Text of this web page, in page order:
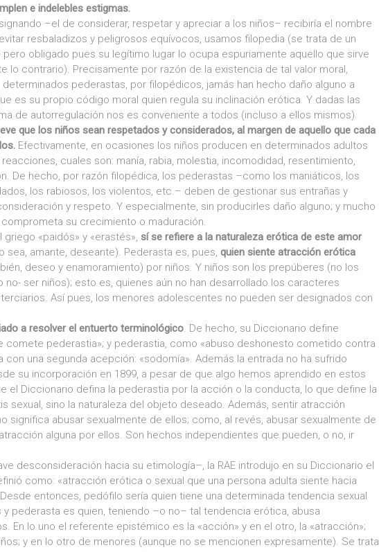
e indelebles estigmas.
–el de considerar, respetar y apreciar a los niños– recibiría el nombre
resbaladizos y peligrosos equívocos, usamos filopedia (se trata de un
obligado pues su legítimo lugar lo ocupa espuriamente aquello que sirve
lo contrario). Precisamente por razón de la existencia de tal valor moral,
pederastas, por filopédicos, jamás han hecho daño alguno a
es su propio código moral quien regula su inclinación erótica. Y dadas las
de autorregulación nos es conveniente a todos (incluso a ellos mismos).
que los niños sean respetados y considerados, al margen de aquello que cada
Efectivamente, en ocasiones los niños producen en determinados adultos
cuales son: manía, rabia, molestia, incomodidad, resentimiento,
De hecho, por razón filopédica, los pederastas –como los maniáticos, los
los rabiosos, los violentos, etc.– deben de gestionar sus entrañas y
y respeto. Y especialmente, sin producirles daño alguno; y mucho
su crecimiento o maduración.
griego «paidós» y «erastés», sí se refiere a la naturaleza erótica de este amor
sea, amante, deseante). Pederasta es, pues, quien siente atracción erótica
deseo y enamoramiento) por niños. Y niños son los prepúberes (no los
no- ser niños); esto es, quienes aún no han desarrollado los caracteres
Así pues, los menores adolescentes no pueden ser designados con
a resolver el entuerto terminológico. De hecho, su Diccionario define
comete pederastia»; y pederastia, como «abuso deshonesto cometido contra
con una segunda acepción: «sodomía». Además la entrada no ha sufrido
su incorporación en 1899, a pesar de que algo hemos aprendido en estos
el Diccionario defina la pederastia por la acción o la conducta, lo que define la
sexual, sino la naturaleza del objeto deseado. Además, sentir atracción
significa abusar sexualmente de ellos; como, al revés, abusar sexualmente de
alguna por ellos. Son hechos independientes que pueden, o no, ir
desconsideración hacia su etimología–, la RAE introdujo en su Diccionario el
como: «atracción erótica o sexual que una persona adulta siente hacia
entonces, pedófilo sería quien tiene una determinada tendencia sexual
pederasta es quien, teniendo –o no– tal tendencia erótica, abusa
En lo uno el referente epistémico es la «acción» y en el otro, la «atracción»;
y en lo otro de menores (aunque no se mencionen expresamente). Se trata